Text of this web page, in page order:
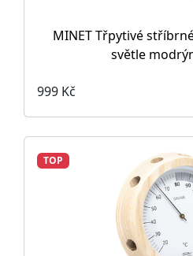
MINET Třpytivé
světle
999 Kč
TOP